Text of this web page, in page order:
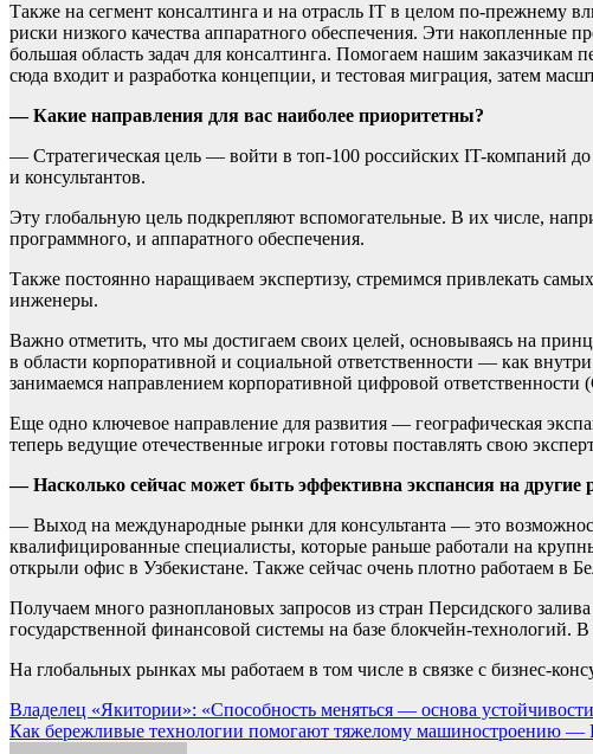
Также на сегмент консалтинга и на отрасль IТ в целом по-прежнему
риски низкого качества аппаратного обеспечения. Эти накопленные
большая область задач для консалтинга. Помогаем нашим
сюда входит и разработка концепции, и тестовая миграция, затем
— Какие направления для вас наиболее приоритетны?
— Стратегическая цель — войти в топ-100 российских IT-компаний
и консультантов.
Эту глобальную цель подкрепляют вспомогательные. В их числе,
программного, и аппаратного обеспечения.
Также постоянно наращиваем экспертизу, стремимся привлекать
инженеры.
Важно отметить, что мы достигаем своих целей, основываясь на
в области корпоративной и социальной ответственности — как
занимаемся направлением корпоративной цифровой
Еще одно ключевое направление для развития — географическая
теперь ведущие отечественные игроки готовы поставлять свою
— Насколько сейчас может быть эффективна экспансия на другие
— Выход на международные рынки для консультанта — это
квалифицированные специалисты, которые раньше работали на
открыли офис в Узбекистане. Также сейчас очень плотно работаем в
Получаем много разноплановых запросов из стран Персидского
государственной финансовой системы на базе блокчейн-
На глобальных рынках мы работаем в том числе в связке с бизнес-
Навигация
по
Владелец «Якитории»: «Способность меняться — основа
Как бережливые технологии помогают тяжелому машиностроению —